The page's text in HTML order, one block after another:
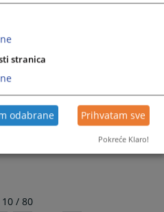
10 / 80
stranica
odabrane Prihvatam sve
Pokreće Klaro!